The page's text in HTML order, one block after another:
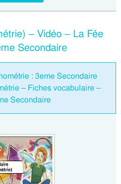
– Vidéo – La Fée
Secondaire
: 3eme Secondaire
– Fiches vocabulaire –
Secondaire